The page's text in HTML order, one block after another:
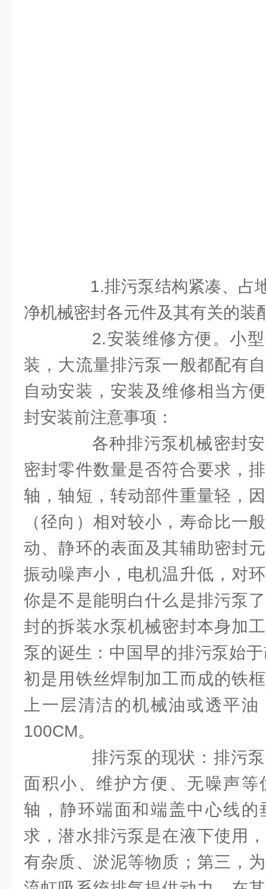
1.排污泵结构紧凑、占
净机械密封各元件及其有关的装
2.安装维修方便。小型
装，大流量排污泵一般都配有
自动安装，安装及维修相当方
封安装前注意事项：
各种排污泵机械密封安
密封零件数量是否符合要求，
轴，轴短，转动部件重量轻，
（径向）相对较小，寿命比一
动、静环的表面及其辅助密封
振动噪声小，电机温升低，对
你是不是能明白什么是排污泵
封的拆装水泵机械密封本身加
泵的诞生：中国早的排污泵始
初是用铁丝焊制加工而成的铁
上一层清洁的机械油或透平
100CM。
排污泵的现状：排污泵
面积小、维护方便、无噪声等
轴，静环端面和端盖中心线的
求，潜水排污泵是在液下使用
有杂质、淤泥等物质；第三，